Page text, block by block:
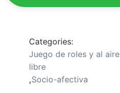
Categories:
Juego de roles y al aire
libre
,Socio-afectiva